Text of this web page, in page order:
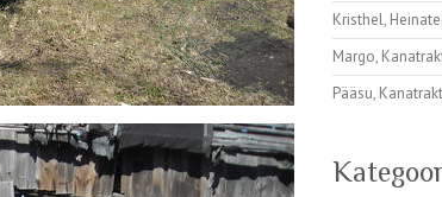
Kristhel,
Margo,
Pääsu,